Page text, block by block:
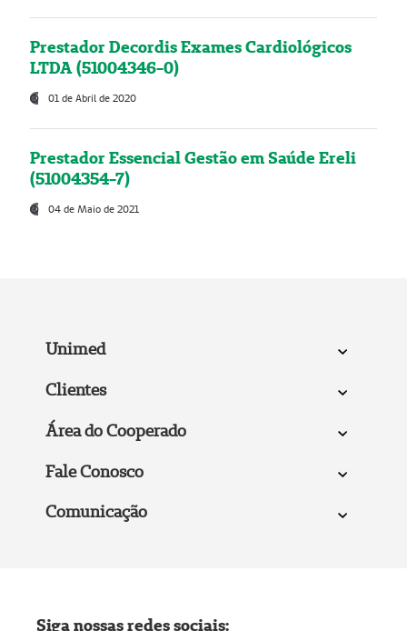
Prestador Decordis Exames Cardiológicos
LTDA (51004346-0)
01 de Abril de 2020
Prestador Essencial Gestão em Saúde Ereli
(51004354-7)
04 de Maio de 2021
Unimed
Clientes
Área do Cooperado
Fale Conosco
Comunicação
Siga nossas redes sociais: